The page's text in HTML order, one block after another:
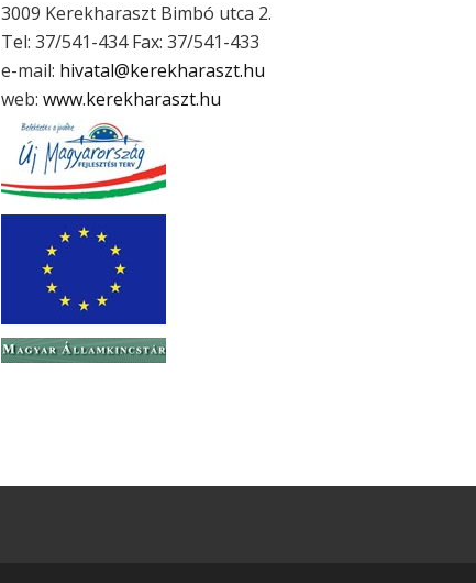
3009 Kerekharaszt Bimbó utca 2.
Tel: 37/541-434 Fax: 37/541-433
e-mail: hivatal@kerekharaszt.hu
web: www.kerekharaszt.hu